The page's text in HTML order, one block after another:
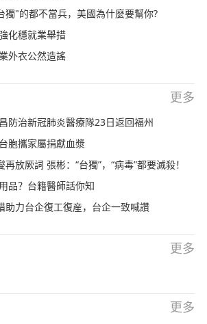
獨"的都不當兵，美國為什麼要幫你?
化穩就業舉措
外衣公然造謠
更多
防治新冠肺炎醫療隊23日返回福州
胞攜家屬捐獻血漿
放厥詞 張彬：“台獨”，“病毒”都要滅殺！
品？台籍醫師話你知
助力台企復工復産，台企一致喊讚
更多
更多